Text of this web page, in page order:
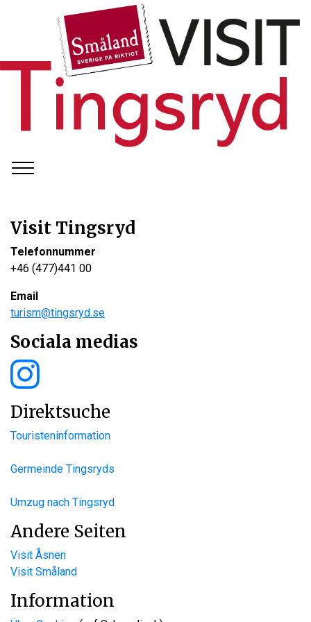
Visit Tingsryd
Telefonnummer
+46 (477)441 00
Email
turism@tingsryd.se
Sociala medias
Direktsuche
Touristeninformation
Germeinde Tingsryds
Umzug nach Tingsryd
Andere Seiten
Visit Åsnen
Visit Småland
Information